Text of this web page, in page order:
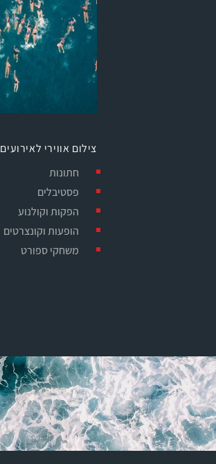
צילום אווירי לאירועים
חתונות
פסטיבלים
הפקות וקולנוע
הופעות וקונצרטים
משחקי ספורט